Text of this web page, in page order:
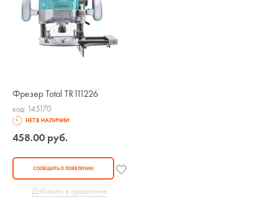
Фрезер Total TR111226
код: 145170
НЕТ В НАЛИЧИИ
458.00 руб.
СООБЩИТЬ О ПОЯВЛЕНИИ
Добавить в сравнение